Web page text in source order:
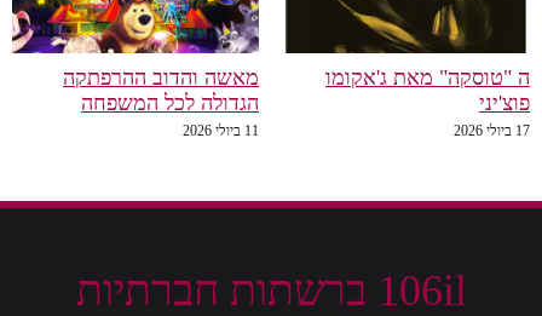
ה "טוסקה" מאת ג'אקומו
פוצ'יני
17 ביולי 2026
מאשה והדוב ההרפתקה
הגדולה לכל המשפחה
11 ביולי 2026
106il ברשתות חברתיות